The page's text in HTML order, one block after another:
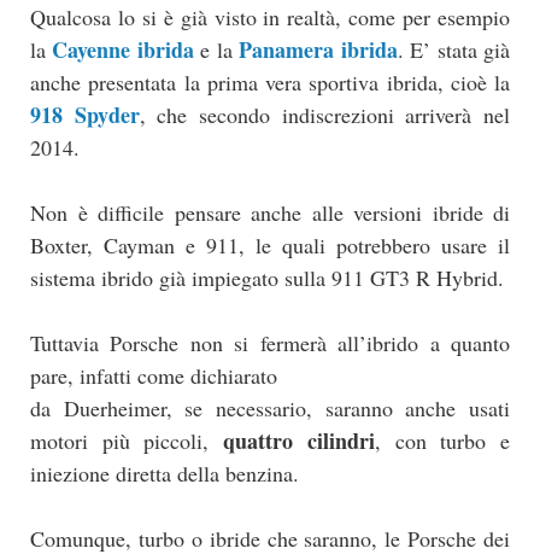
Qualcosa lo si è già visto in realtà, come per esempio
la Cayenne ibridae laPanamera ibrida. E’ stata già
anche presentata la prima vera sportiva ibrida, cioè la
918 Spyder, che secondo indiscrezioni arriverà nel
2014.
Non è difficile pensare anche alle versioni ibride di
Boxter, Cayman e 911, le quali potrebbero usare il
sistema ibrido già impiegato sulla 911 GT3 R Hybrid.
Tuttavia Porsche non si fermerà all’ibrido a quanto
pare, infatti come dichiarato
da Duerheimer, se necessario, saranno anche usati
motori più piccoli,quattro cilindri, con turbo e
iniezione diretta della benzina.
Comunque, turbo o ibride che saranno, le Porsche dei